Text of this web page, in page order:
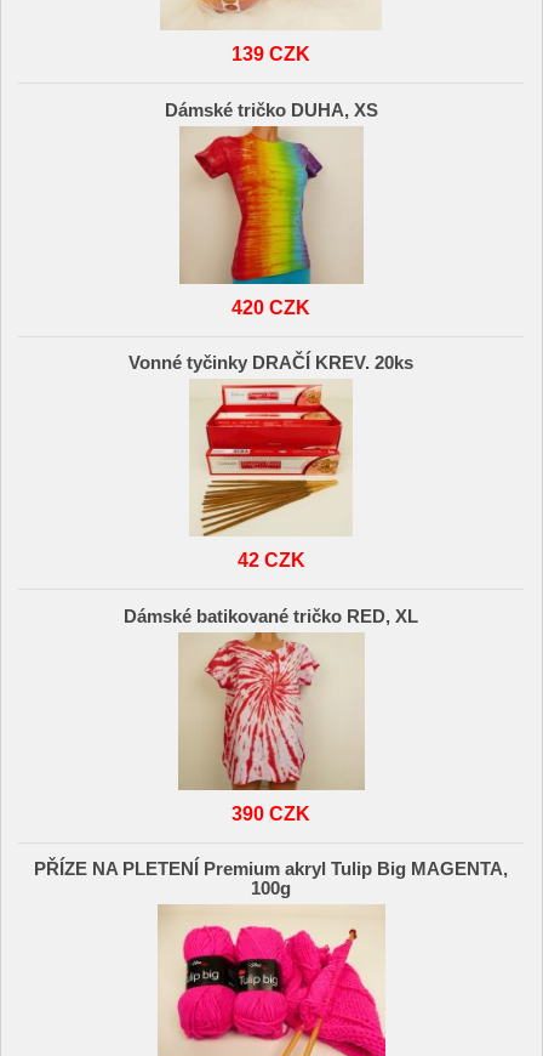
139 CZK
Dámské tričko DUHA, XS
420 CZK
Vonné tyčinky DRAČÍ KREV. 20ks
42 CZK
Dámské batikované tričko RED, XL
390 CZK
PŘÍZE NA PLETENÍ Premium akryl Tulip Big MAGENTA,
100g